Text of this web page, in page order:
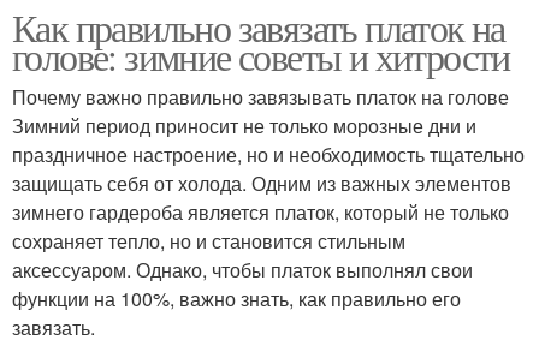
наряда
Пуховый платок
Авторские платки
Платки из итальянского
шелка
Узел на платке
Как правильно завязать платок на
голове: зимние советы и хитрости
Почему важно правильно завязывать платок на голове
Зимний период приносит не только морозные дни и
праздничное настроение, но и необходимость тщательно
защищать себя от холода. Одним из важных элементов
зимнего гардероба является платок, который не только
сохраняет тепло, но и становится стильным
аксессуаром. Однако, чтобы платок выполнял свои
функции на 100%, важно знать, как правильно его
завязать.